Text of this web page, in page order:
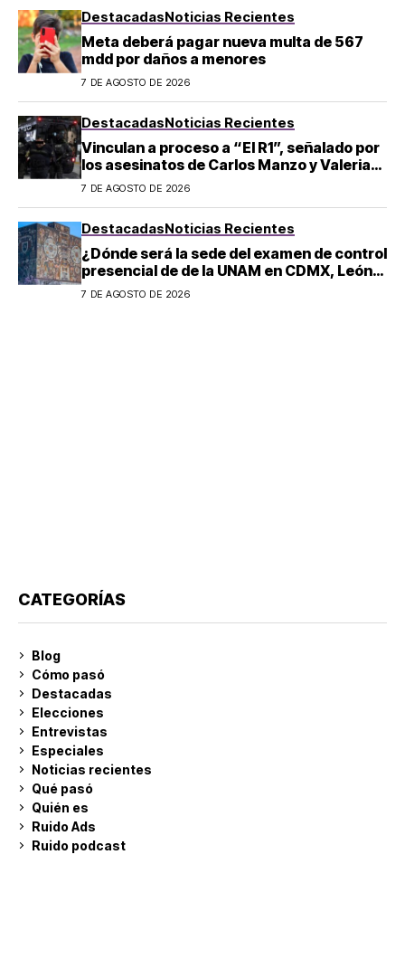
DestacadasNoticias Recientes
Meta deberá pagar nueva multa de 567
mdd por daños a menores
7 DE AGOSTO DE 2026
DestacadasNoticias Recientes
Vinculan a proceso a “El R1”, señalado por
los asesinatos de Carlos Manzo y Valeria
Márquez
7 DE AGOSTO DE 2026
DestacadasNoticias Recientes
¿Dónde será la sede del examen de control
presencial de de la UNAM en CDMX, León,
Oaxaca y Tijuana?
7 DE AGOSTO DE 2026
CATEGORÍAS
Blog
Cómo pasó
Destacadas
Elecciones
Entrevistas
Especiales
Noticias recientes
Qué pasó
Quién es
Ruido Ads
Ruido podcast